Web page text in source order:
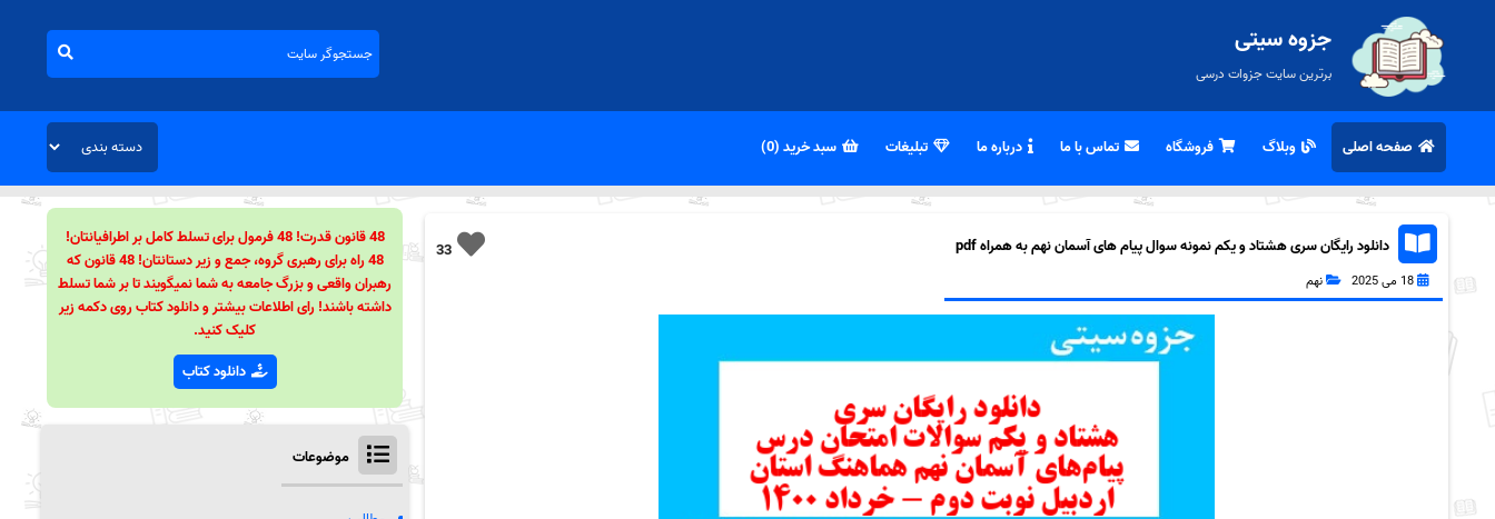
جزوه سیتی
برترین سایت جزوات درسی
صفحه اصلی وبلاگ فروشگاه تماس با ما درباره ما تبلیغات سبد خرید (0)
33 دانلود رایگان سری هشتاد و یکم نمونه سوال پیام های آسمان نهم به همراه pdf
18 می 2025 نهم
48 قانون قدرت! 48 فرمول برای تسلط کامل بر اطرافیانتان!
48 راه برای رهبری گروه، جمع و زیر دستانتان! 48 قانون که
رهبران واقعی و بزرگ جامعه به شما نمیگویند تا بر شما تسلط
داشته باشند! رای اطلاعات بیشتر و دانلود کتاب روی دکمه زیر
کلیک کنید.
دانلود کتاب
موضوعات